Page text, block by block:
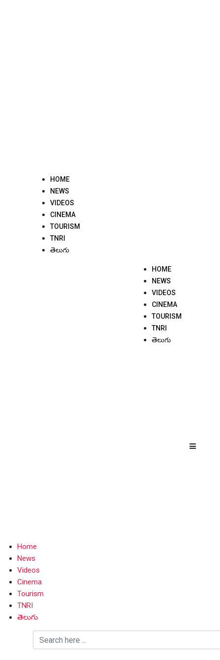
HOME
NEWS
VIDEOS
CINEMA
TOURISM
TNRI
తెలుగు
HOME
NEWS
VIDEOS
CINEMA
TOURISM
TNRI
తెలుగు
Home
News
Videos
Cinema
Tourism
TNRI
తెలుగు